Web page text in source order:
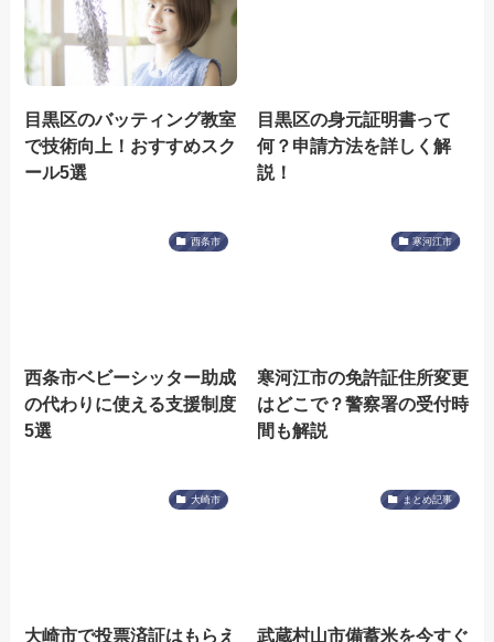
目黒区のバッティング教室
で技術向上！おすすめスク
ール5選
目黒区の身元証明書って
何？申請方法を詳しく解
説！
西条市
西条市ベビーシッター助成
の代わりに使える支援制度
5選
寒河江市
寒河江市の免許証住所変更
はどこで？警察署の受付時
間も解説
大崎市
大崎市で投票済証はもらえ
まとめ記事
武蔵村山市備蓄米を今すぐ